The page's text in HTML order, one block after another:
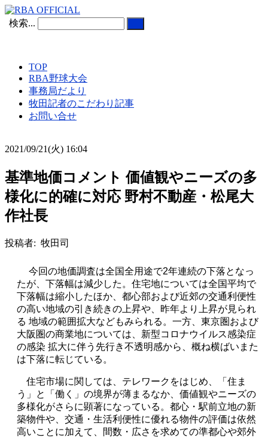
検索...
TOP
RBA野球大会
事務局だより
牧田記者のこだわり記事
お問い合せ
2021/09/21(火) 16:04
基準地価コメント 価値観やニーズの多
様化に的確に対応 野村不動産・松尾大
作社長
投稿者: 牧田司
今回の地価調査は全国全用途で2年連続の下落となっ
たが、下落幅は減少した。住宅地については全国平均で
下落幅は縮小したほか、都心部および近郊の交通利便性
の高い地域の引き続きの上昇や、昨年より上昇が見られ
る 地域の範囲拡大などもみられる。一方、東京圏および
大阪圏の商業地については、新型コロナウイルス感染症
の感染 拡大に伴う先行き不透明感から、概ね横ばいまた
は下落に転じている。
住宅市場に関しては、テレワークをはじめ、「住ま
う」と「働く」の境界が薄まるなか、価値観やニーズの
多様化がさらに顕著になっている。都心・駅前立地の新
築物件や、交通・生活利便性に優れる物件の評価は依然
高いことに加えて、間数・広さを求めての準都心や郊外